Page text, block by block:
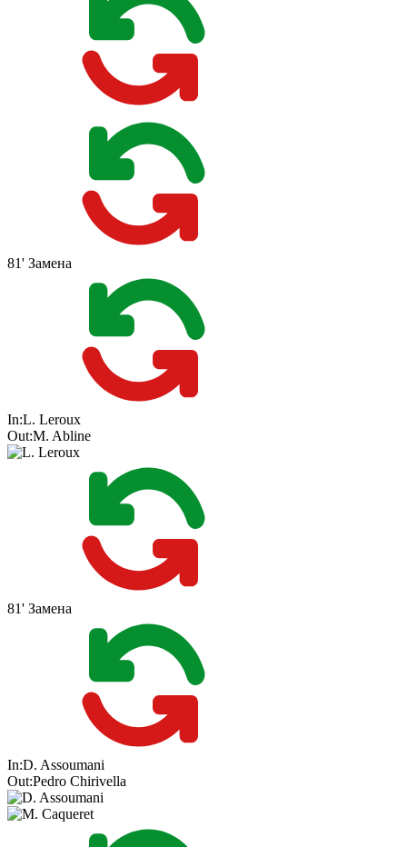
81' Замена
In:L. Leroux
Out:M. Abline
81' Замена
In:D. Assoumani
Out:Pedro Chirivella